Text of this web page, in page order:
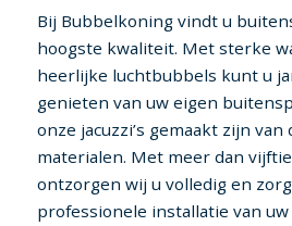
Bij Bubbelkoning vindt u
hoogste kwaliteit. Met sterke
heerlijke luchtbubbels kunt u
genieten van uw eigen
onze jacuzzi’s gemaakt zijn van
materialen. Met meer dan
ontzorgen wij u volledig en
professionele installatie van